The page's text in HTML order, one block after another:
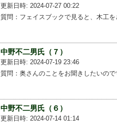
更新日時: 2024-07-27 00:22
質問：フェイスブックで見ると、木工
中野不二男氏（７）
更新日時: 2024-07-19 23:46
質問：奥さんのことをお聞きしたいの
中野不二男氏（６）
更新日時: 2024-07-14 01:14